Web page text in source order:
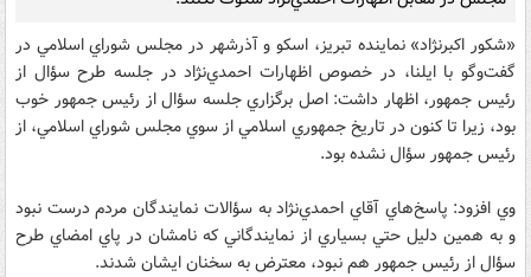
«شكور اكبرنژاد» نماينده تبريز، اسكو و آذرشهر در مجلس شوراي اسلامي در
گفت‌و‌گو با ايلنا، در خصوص اظهارات احمدي‌نژاد در جلسه طرح سؤال از
رئيس جمهور، اظهار داشت: اصل برگزاري جلسه سؤال از رئيس جمهور خوب
بود، زيرا تا كنون در تاريخ جمهوري اسلامي از سوي مجلس شوراي اسلامي، از
رئيس جمهور سؤال نشده بود.
وي افزود: پاسخ‌هاي آقاي احمدي‌نژاد به سؤالات نمايندگان مردم درست نبود
و به همين دليل حتي بسياري از نمايندگاني كه نامشان در پاي امضاي طرح
سؤال از رئيس جمهور هم نبود، معترض به سخنان ايشان شدند.